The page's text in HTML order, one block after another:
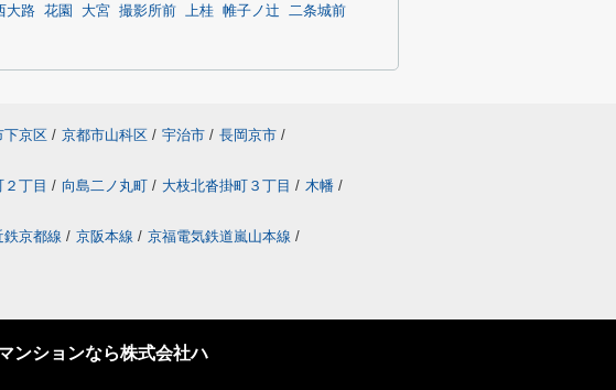
大路 花園 大宮 撮影所前 上桂 帷子ノ辻
二条城前
下京区 / 京都市山科区 / 宇治市 / 長岡京市 /
丁目 / 向島二ノ丸町 / 大枝北沓掛町３丁目 / 木幡 /
鉄京都線 / 京阪本線 / 京福電気鉄道嵐山本線 /
ンションなら株式会社ハ